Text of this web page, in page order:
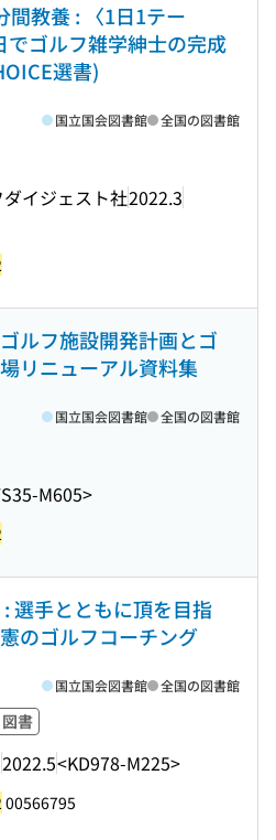
間教養 : 〈1日1テー
でゴルフ雑学紳士の完成
選書)
ダイジェスト社2022.3
国立国会図書館 全国の図書館
ルフ施設開発計画とゴ
リニューアル資料集
M605>
国立国会図書館 全国の図書館
選手とともに頂を目指
のゴルフコーチング
図書
2022.5<KD978-M225>
国立国会図書館 全国の図書館
00566795